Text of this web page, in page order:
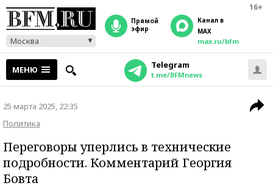
16+
Москва
прямой
эфир
Канал в
MAX
max.ru/bfm
МЕНЮ Telegram
t.me/BFMnews
25 марта 2025, 22:35
Политика
Переговоры уперлись в технические
подробности. Комментарий Георгия
Бовта